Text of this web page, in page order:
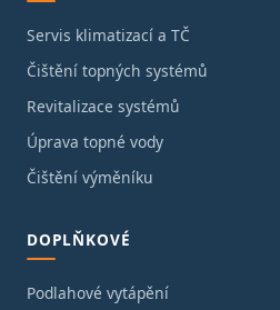
Servis klimatizací a TČ
Čištění topných systémů
Revitalizace systémů
Úprava topné vody
Čištění výměníku
DOPLŇKOVÉ
Podlahové vytápění